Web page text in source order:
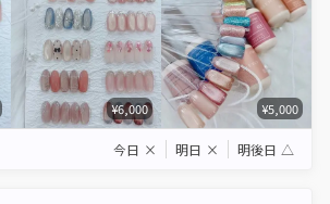
¥6,000 ¥5,000
今日 × 明日 × 明後日 △